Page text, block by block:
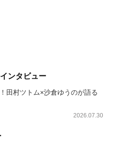
ンタビュー
田村ツトム×沙倉ゆうのが語る
2026.07.30